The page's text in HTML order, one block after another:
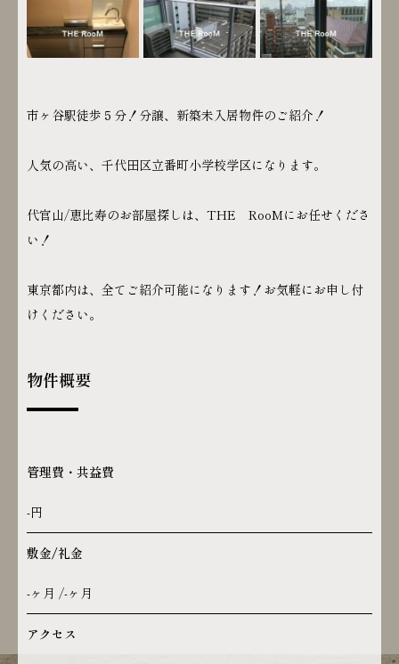
市ヶ谷駅徒歩５分！分譲、新築未入居物件のご紹介！
人気の高い、千代田区立番町小学校学区になります。
代官山/恵比寿のお部屋探しは、THE RooMにお任せくださ
い！
東京都内は、全てご紹介可能になります！お気軽にお申し付
けください。
物件概要
管理費・共益費
-円
敷金/礼金
-ヶ月 /-ヶ月
アクセス